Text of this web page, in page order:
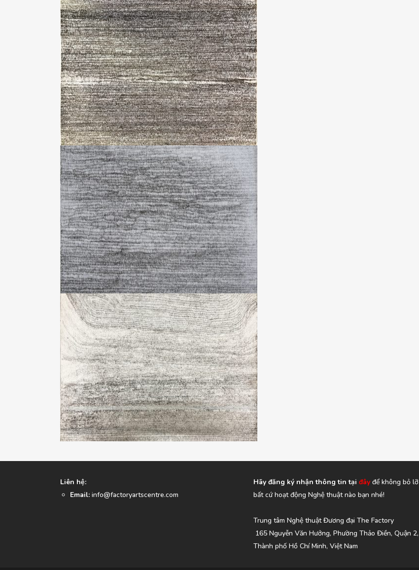
Liên hệ:
Email: info@factoryartscentre.com
Hãy đăng ký nhận thông tin tại đâyđể không bỏ lỡ
bất cứ hoạt động Nghệ thuật nào bạn nhé!
Trung tâm Nghệ thuật Đương đại The Factory
165 Nguyễn Văn Hưởng, Phường Thảo Điền, Quận 2,
Thành phố Hồ Chí Minh, Việt Nam